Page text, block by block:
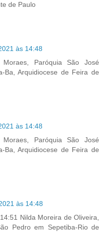
de Paulo
às 14:48
Paróquia São José
Ba, Arquidiocese de Feira de
às 14:48
Paróquia São José
Ba, Arquidiocese de Feira de
às 14:48
Nilda Moreira de Oliveira,
Pedro em Sepetiba-Rio de